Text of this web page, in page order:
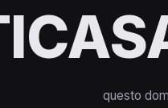
questo